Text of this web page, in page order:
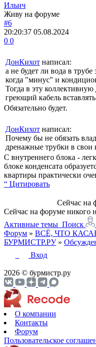
Ильич
Живу на форуме
#6
20:20:37 05.08.2024
0 0
ДонКихот написал:
а не будет ли вода в
когда "минус" и
Тогда в эту
греющий кабель вставлять
Обязательно будет.
ДонКихот написал:
Почему бы не обязать
дренажные трубки в свои
С внутреннего блока -
блоке конденсата
квартиры практически
“ Цитировать
Сейчас на
Сейчас на форуме никого
Активные темы Поиск
Форум » ВСЁ, ЧТО
БУРМИСТР.РУ »
Вход
2026 © бурмистр.ру
О компании
Контакты
Форум
Пользовательское